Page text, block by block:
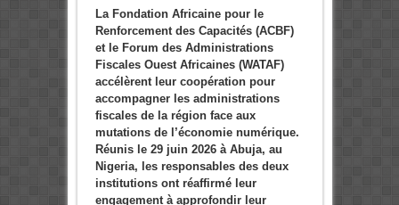
La Fondation Africaine pour le
Renforcement des Capacités (ACBF)
et le Forum des Administrations
Fiscales Ouest Africaines (WATAF)
accélèrent leur coopération pour
accompagner les administrations
fiscales de la région face aux
mutations de l’économie numérique.
Réunis le 29 juin 2026 à Abuja, au
Nigeria, les responsables des deux
institutions ont réaffirmé leur
engagement à approfondir leur